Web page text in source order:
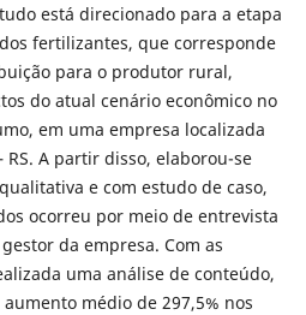
está direcionado para a etapa
fertilizantes, que corresponde
para o produtor rural,
do atual cenário econômico no
em uma empresa localizada
A partir disso, elaborou-se
e com estudo de caso,
ocorreu por meio de entrevista
da empresa. Com as
uma análise de conteúdo,
médio de 297,5% nos